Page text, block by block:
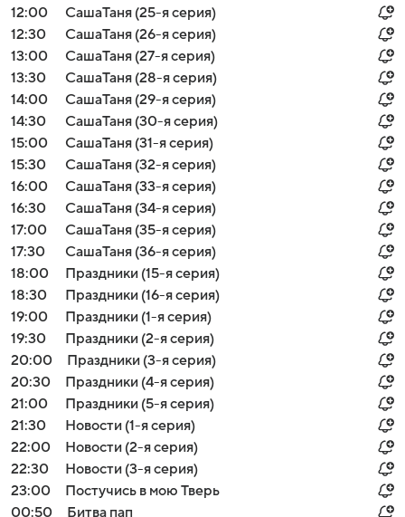
12:00
СашаТаня (25-я серия)
12:30
СашаТаня (26-я серия)
13:00
СашаТаня (27-я серия)
13:30
СашаТаня (28-я серия)
14:00
СашаТаня (29-я серия)
14:30
СашаТаня (30-я серия)
15:00
СашаТаня (31-я серия)
15:30
СашаТаня (32-я серия)
16:00
СашаТаня (33-я серия)
16:30
СашаТаня (34-я серия)
17:00
СашаТаня (35-я серия)
17:30
СашаТаня (36-я серия)
18:00
Праздники (15-я серия)
18:30
Праздники (16-я серия)
19:00
Праздники (1-я серия)
19:30
Праздники (2-я серия)
20:00
Праздники (3-я серия)
20:30
Праздники (4-я серия)
21:00
Праздники (5-я серия)
21:30
Новости (1-я серия)
22:00
Новости (2-я серия)
22:30
Новости (3-я серия)
23:00
Постучись в мою Тверь
00:50
Битва пап